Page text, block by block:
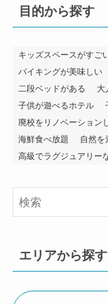
目的から探す
キッズスペースがすご
バイキングが美味しい
二段ベッドがある
大
子供が遊べるホテル
廃校をリノベーション
海鮮食べ放題
自然を
高級でラグジュアリー
エリアから探す